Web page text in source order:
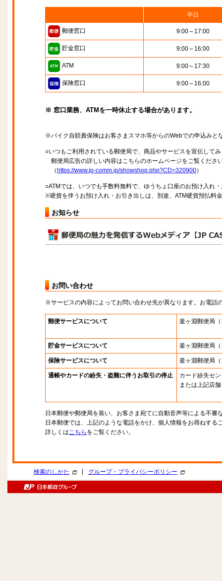
平日
郵便窓口 9:00～17:00
貯金窓口 9:00～16:00
ATM 9:00～17:30
保険窓口 9:00～16:00
※ 窓口業務、ATMを一時休止する場合があります。
※バイク自賠責保険はお客さまスマホ等からのWebでの申込みと
○いつもご利用されている郵便局で、商品やサービスを宣伝して
郵便局広告の詳しい内容はこちらのホームページをご覧くださ
（ https://www.jp-comm.jp/showshop.php?CD=320900）
○ATMでは、いつでも手数料無料で、ゆうちょ口座のお預け入れ
※硬貨を伴うお預け入れ・お引き出しは、別途、ATM硬貨預払料
お知らせ
お問い合わせ
※サービスの内容によってお問い合わせ先が異なります。お電話
郵便サービスについて 釜ヶ淵郵便局
貯金サービスについて 釜ヶ淵郵便局
保険サービスについて 釜ヶ淵郵便局
通帳やカードの紛失・盗難に伴うお取引の停止
カード紛失セ
または上記店舗
日本郵便や郵便局を装い、お客さま宛てに自動音声等による不審
日本郵便では、上記のような電話をかけ、個人情報をお尋ねする
詳しくはこちら をご覧ください。
検索のしかた グループ・プライバシーポリシー